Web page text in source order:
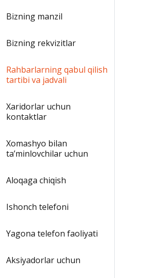
Bizning manzil
Bizning rekvizitlar
Rahbarlarning qabul qilish
tartibi va jadvali
Xaridorlar uchun
kontaktlar
Xomashyo bilan
taʼminlovchilar uchun
Aloqaga chiqish
Ishonch telefoni
Yagona telefon faoliyati
Aksiyadorlar uchun